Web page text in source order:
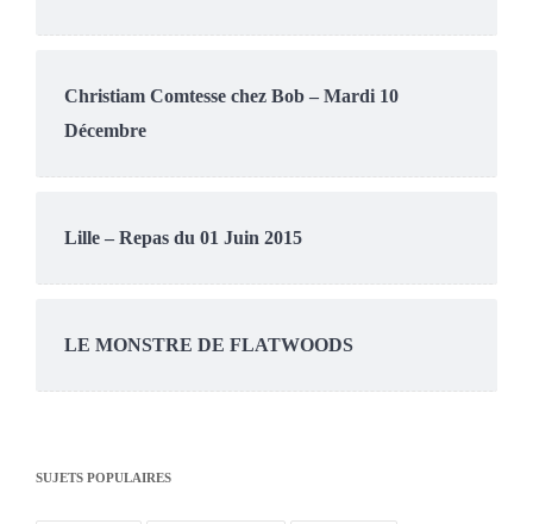
Christiam Comtesse chez Bob – Mardi 10
Décembre
Lille – Repas du 01 Juin 2015
LE MONSTRE DE FLATWOODS
SUJETS POPULAIRES